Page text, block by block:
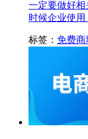
一定要做好
时候企业使
标签： 免费商